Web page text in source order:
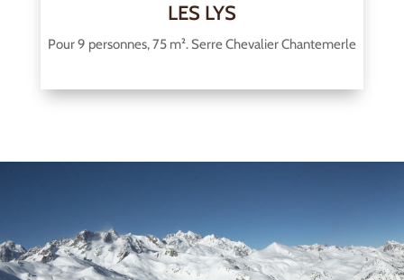
LES LYS
Pour 9 personnes, 75 m². Serre Chevalier Chantemerle